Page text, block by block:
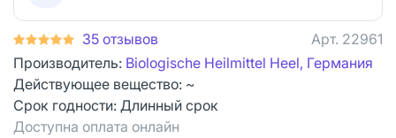
35 отзывов Арт. 22961
Производитель: Biologische Heilmittel Heel, Германия
Действующее вещество: ~
Срок годности: Длинный срок
Доступна оплата онлайн